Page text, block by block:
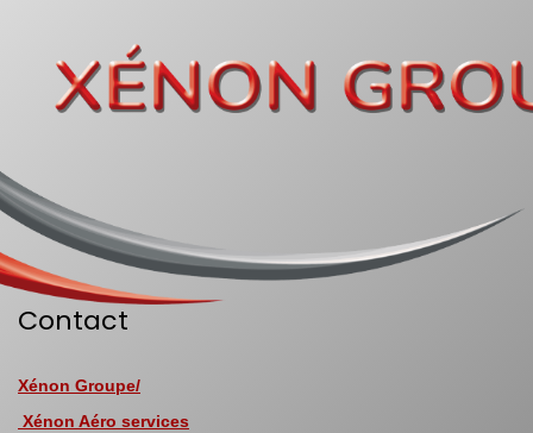
Contact
Xénon Groupe/
Xénon Aéro services